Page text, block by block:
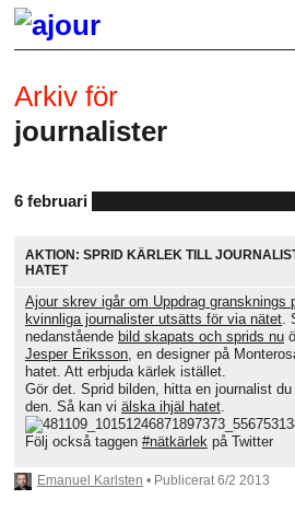
Arkiv för
journalister
6 februari
AKTION: SPRID KÄRLEK TILL
HATET
Ajour skrev igår om Uppdrag gransknings
kvinnliga journalister utsätts för via nätet
nedanstående bild skapats och sprids nu
Jesper Eriksson , en designer på
hatet. Att erbjuda kärlek istället.
Gör det. Sprid bilden, hitta en journalist du
den. Så kan vi älska ihjäl hatet
Följ också taggen #nätkärlek på Twitter
Emanuel Karlsten • Publicerat 6/2 2013